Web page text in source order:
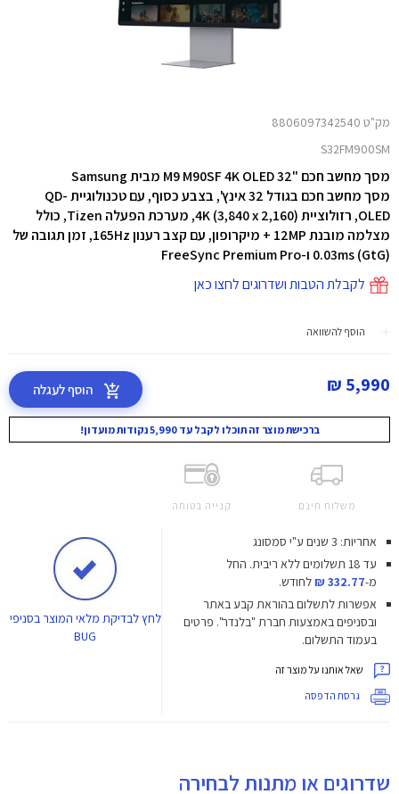
מק"ט 8806097342540
S32FM900SM
מסך מחשב חכם "32 M9 M90SF 4K OLED מבית Samsung
מסך מחשב חכם בגודל 32 אינץ', בצבע כסוף, עם
טכנולוגיית QD-
OLED, רזולוציית 4K (3,840 x 2,160), מערכת הפעלה Tizen, כולל
מצלמה מובנת 12MP + מיקרופון, עם קצב רענון 165Hz, זמן תגובה של
0.03ms (GtG) ו-FreeSync Premium Pro
לקבלת הטבות ושדרוגים לחצו כאן
הוסף להשוואה
5,990 ₪ הוסף לעגלה
ברכישת מוצר זה תוכלו לקבל עד 5,990 נקודות מועדון!
משלוח חינם קנייה בטוחה
אחריות: 3 שנים ע"י סמסונג
עד 18 תשלומים ללא ריבית.
החל
מ-332.77 ₪
לחודש.
אפשרות לתשלום בהוראת קבע באתר
ובסניפים באמצעות חברת "בלנדר". פרטים
בעמוד התשלום.
שאל אותנו על מוצר זה
גרסת הדפסה
לחץלבדיקת מלאי המוצר בסניפי
BUG
שדרוגים או מתנות לבחירה